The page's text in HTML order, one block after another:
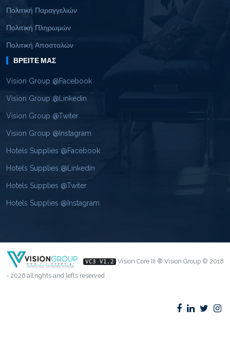
Πολιτική Παραγγελιών
Πολιτική Πληρωμών
Πολιτική Αποστολών
ΒΡΕΊΤΕ ΜΑΣ
Vision Group @Facebook
Vision Group @Linkedin
Vision Group @Twiter
Vision Group @Instagram
Hotels Supplies @Facebook
Hotels Supplies @Linkedin
Hotels Supplies @Twiter
Hotels Supplies @Instagram
VC3 V1.2
Vision Core III ® Vision Group © 2018
- 2026 all rights and lefts reserved